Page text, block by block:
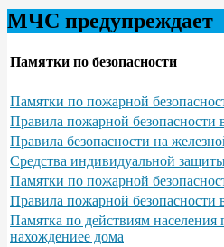
МЧС предупреждает
Памятки по безопасности
Памятки по пожарной
Правила пожарной безопасности
Правила безопасности на
Средства индивидуальной
Памятки по пожарной
Правила пожарной безопасности
Памятка по действиям
нахождениее дома